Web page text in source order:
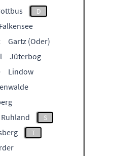
D
Falkensee
Gartz (Oder)
Jüterbog
Lindow
Ruhland S
T